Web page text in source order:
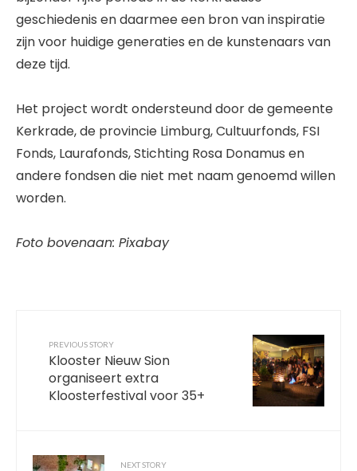
geschiedenis en daarmee een bron van inspiratie
zijn voor huidige generaties en de kunstenaars van
deze tijd.
Het project wordt ondersteund door de gemeente
Kerkrade, de provincie Limburg, Cultuurfonds, FSI
Fonds, Laurafonds, Stichting Rosa Donamus en
andere fondsen die niet met naam genoemd willen
worden.
Foto bovenaan: Pixabay
PREVIOUS STORY
Klooster Nieuw Sion
organiseert extra
Kloosterfestival voor 35+
NEXT STORY